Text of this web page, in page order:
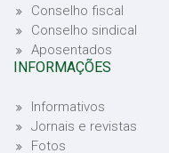
Conselho fiscal
Conselho sindical
Aposentados
INFORMAÇÕES
Informativos
Jornais e revistas
Fotos